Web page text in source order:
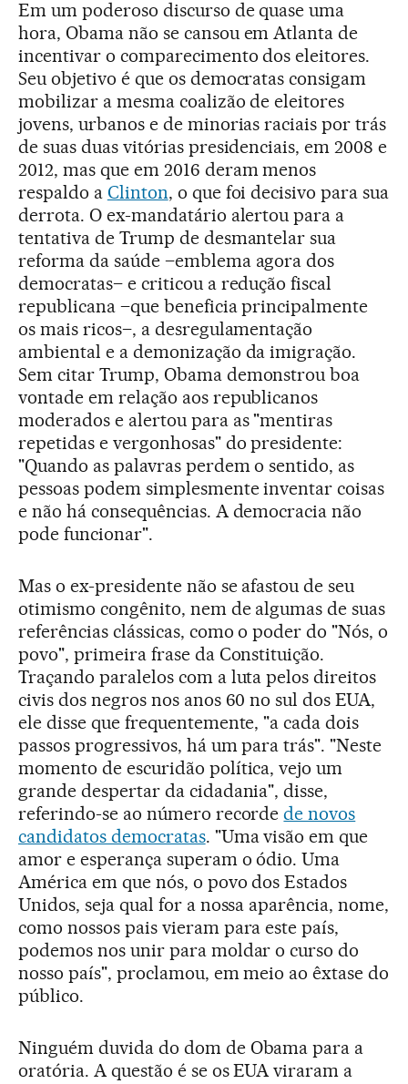
Em um poderoso discurso de quase uma
hora, Obama não se cansou em Atlanta de
incentivar o comparecimento dos eleitores.
Seu objetivo é que os democratas consigam
mobilizar a mesma coalizão de eleitores
jovens, urbanos e de minorias raciais por trás
de suas duas vitórias presidenciais, em 2008 e
2012, mas que em 2016 deram menos
respaldo a Clinton, o que foi decisivo para sua
derrota. O ex-mandatário alertou para a
tentativa de Trump de desmantelar sua
reforma da saúde –emblema agora dos
democratas– e criticou a redução fiscal
republicana –que beneficia principalmente
os mais ricos–, a desregulamentação
ambiental e a demonização da imigração.
Sem citar Trump, Obama demonstrou boa
vontade em relação aos republicanos
moderados e alertou para as "mentiras
repetidas e vergonhosas" do presidente:
"Quando as palavras perdem o sentido, as
pessoas podem simplesmente inventar coisas
e não há consequências. A democracia não
pode funcionar".
Mas o ex-presidente não se afastou de seu
otimismo congênito, nem de algumas de suas
referências clássicas, como o poder do "Nós, o
povo", primeira frase da Constituição.
Traçando paralelos com a luta pelos direitos
civis dos negros nos anos 60 no sul dos EUA,
ele disse que frequentemente, "a cada dois
passos progressivos, há um para trás". "Neste
momento de escuridão política, vejo um
grande despertar da cidadania", disse,
referindo-se ao número recordede novos
candidatos democratas. "Uma visão em que
amor e esperança superam o ódio. Uma
América em que nós, o povo dos Estados
Unidos, seja qual for a nossa aparência, nome,
como nossos pais vieram para este país,
podemos nos unir para moldar o curso do
nosso país", proclamou, em meio ao êxtase do
público.
Ninguém duvida do dom de Obama para a
oratória. A questão é se os EUA viraram a